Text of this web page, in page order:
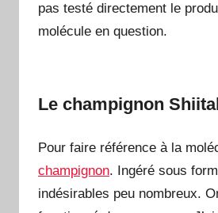
pas testé directement le
molécule en question.
Le champignon
Pour faire référence à la
champignon. Ingéré sous
indésirables peu nombreux.